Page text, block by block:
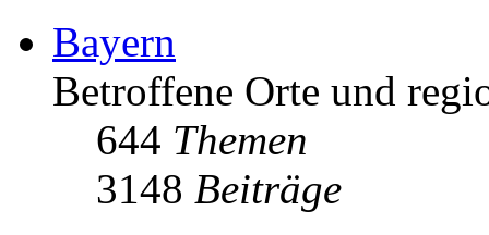
Bayern
Betroffene Orte und
644 Themen
3148 Beiträge